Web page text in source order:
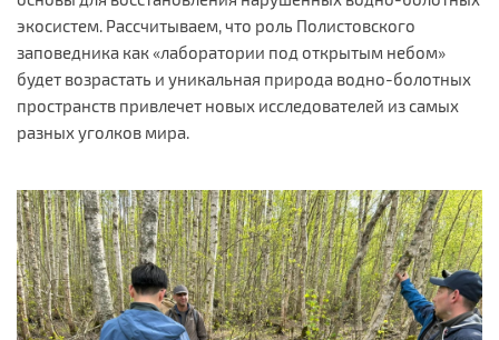
экосистем. Рассчитываем, что роль Полистовского
заповедника как «лаборатории под открытым небом»
будет возрастать и уникальная природа водно-болотных
пространств привлечет новых исследователей из самых
разных уголков мира.